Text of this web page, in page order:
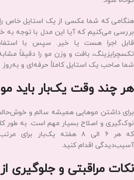
بازگشت لطافت، درخشش و شادابی به ساقه
جلوگیری از پیشروی موخوره به سمت ریشه مو
کوتاهی ژورنالی دقیقاً
احتمالاً برای شما هم پیش آمده که عکسی
به آرایشگر نشان داده‌اید، اما نتیجه
ژورنالی با کوتاهی‌های معمولی تفاوت
هیرکات با استفاده از دانش هندسه
ژورنالی را تحلیل می‌کند. او می‌سنجد که
کوتاه شود.
هنگامی که شما عکسی از یک استایل خاص را
بررسی می‌کنیم که آیا این مدل با توجه به
قابل اجرا هست یا خیر. سپس با